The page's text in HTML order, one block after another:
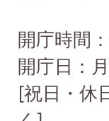
開庁時間
開庁日：
[祝日・休